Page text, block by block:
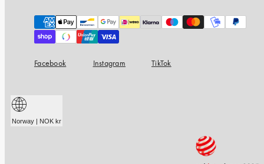
Payment
methods
Facebook Instagram TikTok
Norway | NOK kr